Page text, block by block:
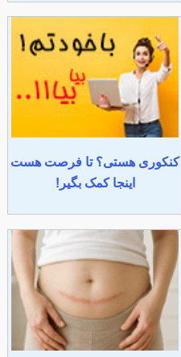
کنکوری هستی؟ تا فرصت هست
اینجا کمک بگیر!